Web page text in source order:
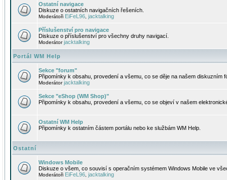
Ostatní navigace
Diskuze o ostatních navigačních řešeních.
Moderátoři EiFeL96 jacktalking
Příslušenství pro navigace
Diskuze o příslušenství pro všechny druhy navigací.
Moderátorjacktalking
Portál WM Help
Sekce "forum"
Připomínky k obsahu, provedení a všemu, co se děje na našem diskuzním
Moderátorjacktalking
Sekce "eShop (WM Shop)"
Připomínky k obsahu, provedení a všemu, co se objeví v našem
Ostatní WM Help
Připomínky k ostatním částem portálu nebo ke službám WM Help.
Ostatní
Windows Mobile
Diskuze o všem, co souvisí s operačním systémem Windows Mobile ve
Moderátoři EiFeL96 jacktalking